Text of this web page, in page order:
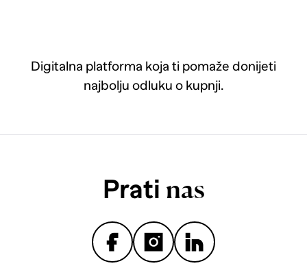
Digitalna platforma koja ti pomaže donijeti
najbolju odluku o kupnji.
Prati nas